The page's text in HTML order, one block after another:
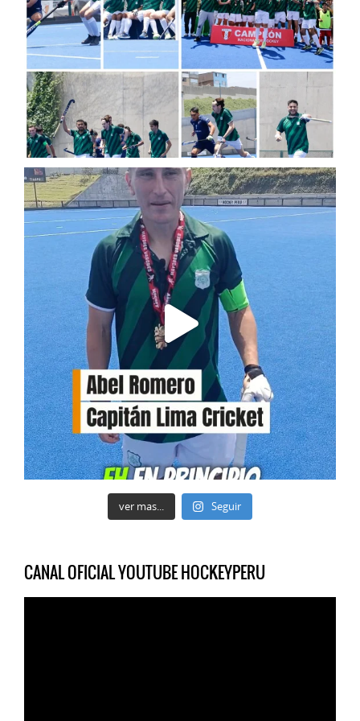
ver mas... Seguir
CANAL OFICIAL YOUTUBE HOCKEYPERU